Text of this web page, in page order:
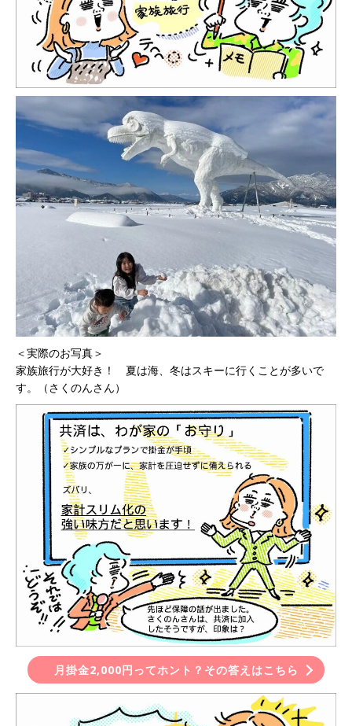
＜実際のお写真＞
家族旅行が大好き！ 夏は海、冬はスキーに行くことが多いで
す。（さくのんさん）
月掛金2,000円ってホント？その答えはこちら